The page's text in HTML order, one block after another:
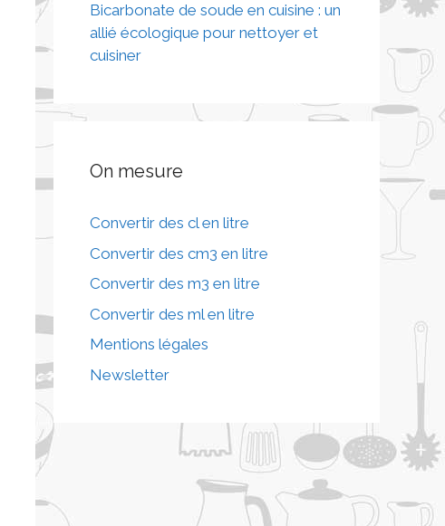
Bicarbonate de soude en cuisine : un
allié écologique pour nettoyer et
cuisiner
On mesure
Convertir des cl en litre
Convertir des cm3 en litre
Convertir des m3 en litre
Convertir des ml en litre
Mentions légales
Newsletter